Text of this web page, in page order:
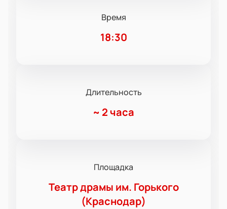
Время
18:30
Длительность
~ 2 часа
Площадка
Театр драмы им. Горького
(Краснодар)